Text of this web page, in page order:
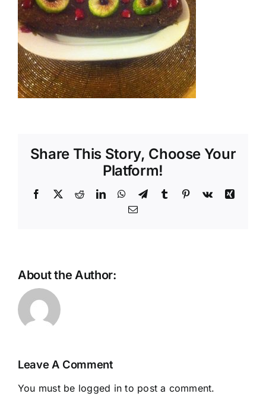
Shop
Tratamente naturale
Iubim fructele
Share This Story, Choose Your
Platform!
Facebook
X RedditLinkedInWhatsApp
TelegramTumblr Pinterest
Vk
Xing
Email
About the Author:
Leave A Comment
You must be logged in to post a comment.